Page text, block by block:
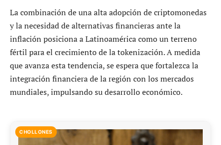
La combinación de una alta adopción de criptomonedas
y la necesidad de alternativas financieras ante la
inflación posiciona a Latinoamérica como un terreno
fértil para el crecimiento de la tokenización. A medida
que avanza esta tendencia, se espera que fortalezca la
integración financiera de la región con los mercados
mundiales, impulsando su desarrollo económico.
CHOLLONES